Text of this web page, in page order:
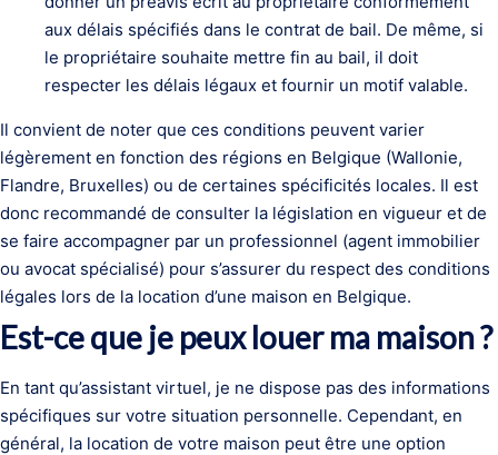
aux délais spécifiés dans le contrat de bail. De même, si
le propriétaire souhaite mettre fin au bail, il doit
respecter les délais légaux et fournir un motif valable.
Il convient de noter que ces conditions peuvent varier
légèrement en fonction des régions en Belgique (Wallonie,
Flandre, Bruxelles) ou de certaines spécificités locales. Il est
donc recommandé de consulter la législation en vigueur et de
se faire accompagner par un professionnel (agent immobilier
ou avocat spécialisé) pour s’assurer du respect des conditions
légales lors de la location d’une maison en Belgique.
Est-ce que je peux louer ma maison ?
En tant qu’assistant virtuel, je ne dispose pas des informations
spécifiques sur votre situation personnelle. Cependant, en
général, la location de votre maison peut être une option